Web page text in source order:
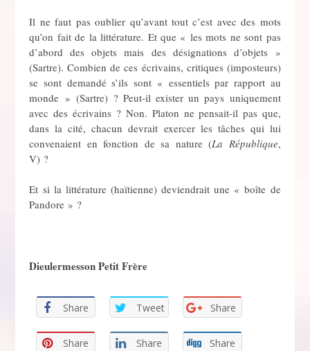
Il ne faut pas oublier qu’avant tout c’est avec des mots
qu’on fait de la littérature. Et que « les mots ne sont pas
d’abord des objets mais des désignations d’objets »
(Sartre). Combien de ces écrivains, critiques (imposteurs)
se sont demandé s’ils sont « essentiels par rapport au
monde » (Sartre) ? Peut-il exister un pays uniquement
avec des écrivains ? Non. Platon ne pensait-il pas que,
dans la cité, chacun devrait exercer les tâches qui lui
convenaient en fonction de sa nature (La République,
V) ?
Et si la littérature (haïtienne) deviendrait une « boîte de
Pandore » ?
Dieulermesson Petit Frère
Share Tweet Share
Share Share Share